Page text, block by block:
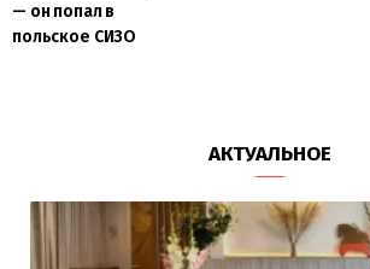
— он попал в
польское СИЗО
АКТУАЛЬНОЕ